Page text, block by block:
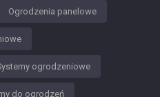
Ogrodzenia panelowe
ogrodzeniowe
do ogrodzeń